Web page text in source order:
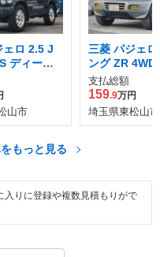
ェロ 2.5 J
ディーゼ
山市
三菱 パジェ
ング ZR 4WD
支払総額
159.9万円
埼玉県東松山市
もっと見る
入りに登録や複数見積もりがで